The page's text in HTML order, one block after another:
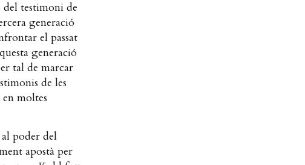
del testimoni de
generació
el passat
generació
tal de marcar
de les
moltes
poder del
apostà per